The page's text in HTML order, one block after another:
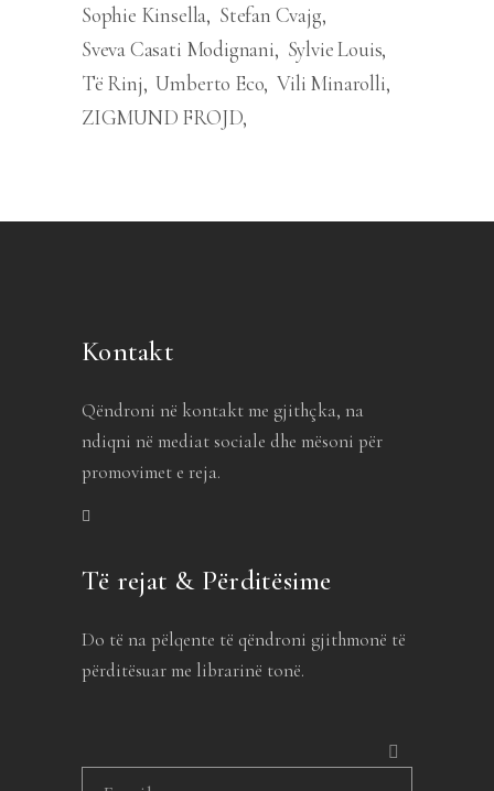
Sophie Kinsella Stefan Cvajg
Sveva Casati Modignani
Sylvie Louis
Të Rinj Umberto Eco Vili Minarolli
ZIGMUND FROJD
Kontakt
Qëndroni në kontakt me gjithçka, na
ndiqni në mediat sociale dhe mësoni për
promovimet e reja.
Të rejat & Përditësime
Do të na pëlqente të qëndroni gjithmonë të
përditësuar me librarinë tonë.